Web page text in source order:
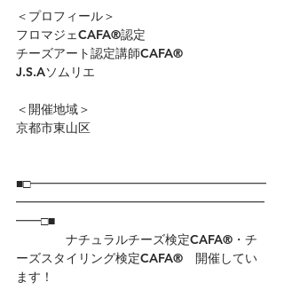
＜プロフィール＞
フロマジェCAFA®認定
チーズアート認定講師CAFA®
J.S.Aソムリエ
＜開催地域＞
京都市東山区
■□━━━━━━━━━━━━━━━━━━━
━━━━━━━━━━━━━━━━━━━━
━━□■
ナチュラルチーズ検定CAFA®・チ
ーズスタイリング検定CAFA®　開催してい
ます！